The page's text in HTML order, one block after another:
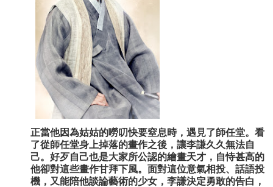
正當他因為姑姑的嘮叨快要窒息時，遇見了師任堂。看
了從師任堂身上掉落的畫作之後，讓李謙久久無法自
己。好歹自己也是大家所公認的繪畫天才，自恃甚高的
他卻對這些畫作甘拜下風。面對這位意氣相投、話語投
機，又能陪他談論藝術的少女，李謙決定勇敢的告白，